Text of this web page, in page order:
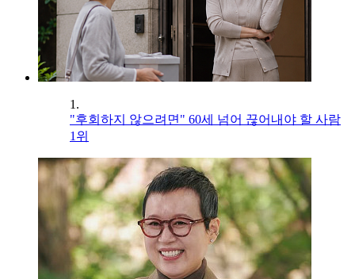
1.
"후회하지 않으려면" 60세 넘어 끊어내야 할 사람
1위